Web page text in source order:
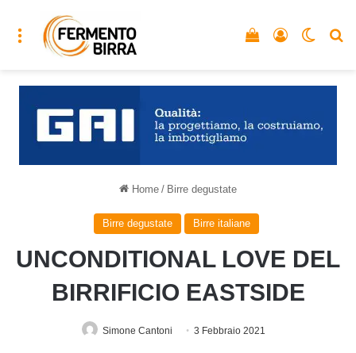
Menu Accedi
Vedi il carrello
Home / Birre degustate
Birre degustate Birre italiane
UNCONDITIONAL LOVE DEL
BIRRIFICIO EASTSIDE
Simone Cantoni 3 Febbraio 2021